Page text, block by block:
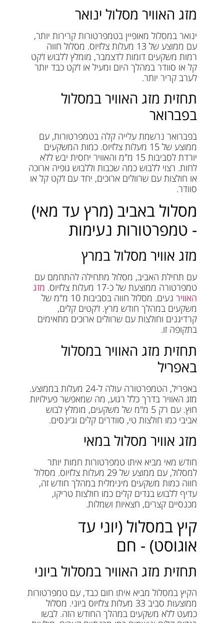
מזג האוויר מסלול ינואר
ינואר במסלול מאופיין בטמפרטורות קרירות יותר,
עם ממוצע של 13 מעלות צלזיוס. מסלול חווה
רמות משקעים דומות לדצמבר, מומלץ ללבוש ז'קט
קל או סוודר במהלך היום ומעיל או ז'קט כבד יותר
לערב קריר יותר.
תחזית מזג האוויר במסלול
בפברואר
בפברואר נרשמת עלייה קלה בטמפרטורות, עם
ממוצע של 15 מעלות צלזיוס. כמות המשקעים
יורדת לסביבות 15 מ"מ והאוויר יחסית יבש ללא
לחות. רצוי ללבוש כמה שכבות וללבוש גופיה ארוכה
או חולצות עם שרוולים ארוכים, יחד עם ז'קט קל או
סוודר.
מסלול באביב (מרץ עד מאי)
- טמפרטורות נעימות
מזג אוויר מסלול במרץ
עם תחילת האביב, מסלול מתחילה להתחמם עם
טמפרטורה ממוצעת של כ-17 מעלות צלזיוס.
מזג
האוויר
נעים. מסלול חווה בסביבות 10 מ"מ של
משקעים במהלך חודש מרץ. ז'קטים קלים,
קרדיגנים וחולצות עם שרוולים ארוכים מתאימים
בתקופה זו.
תחזית מזג האוויר במסלול
באפריל
באפריל, הטמפרטורה עולה ל-24 מעלות בממוצע.
מזג האוויר בדרך כלל רגוע, מה שמאפשר פעילויות
חוץ. עם רק 5 מ"מ של משקעים, מומלץ לבוש
אביבי כמו חולצות טי, סוודרים קלים וג'ינסים.
מזג אוויר מסלול במאי
חודש מאי מביא איתו טמפרטורות חמות יותר
למסלול, עם ממוצע של 29 מעלות צלזיוס. מסלול
חווה כמות משקעים מינימלית במהלך חודש זה,
עדיף ללבוש בגדים קלים כמו חולצות טריקו,
מכנסיים קצרים, חצאיות ושמלות.
קיץ במסלול (יוני עד
אוגוסט) - חם
תחזית מזג האוויר במסלול ביוני
הקיץ במסלול מביא איתו חום כבד, עם טמפרטורות
ממוצעות סביב 33 מעלות צלזיוס ביוני. מסלול
כמעט ללא משקעים במהלך החודש הזה. לבשו